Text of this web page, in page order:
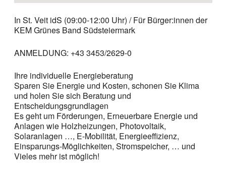
In St. Veit idS (09:00-12:00 Uhr) / Für Bürger:innen der
KEM Grünes Band Südsteiermark
ANMELDUNG: +43 3453/2629-0
Ihre individuelle Energieberatung
Sparen Sie Energie und Kosten, schonen Sie Klima
und holen Sie sich Beratung und
Entscheidungsgrundlagen
Es geht um Förderungen, Erneuerbare Energie und
Anlagen wie Holzheizungen, Photovoltaik,
Solaranlagen …, E-Mobilität, Energieeffizienz,
Einsparungs-Möglichkeiten, Stromspeicher, … und
Vieles mehr ist möglich!